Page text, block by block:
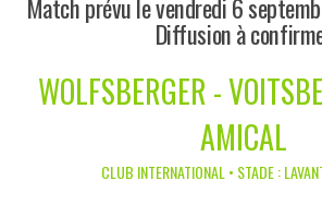
Match prévu le vendredi 6
Diffusion à
WOLFSBERGER -
AMICAL
CLUB INTERNATIONAL • STADE :